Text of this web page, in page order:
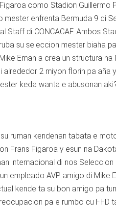
como Stadion Guillermo
mester enfrenta Bermuda 9 di
Staff di CONCACAF. Ambos
su seleccion mester biaha
Eman a crea un structura
alrededor 2 miyon florin pa
keda wanta e abusonan
ruman kendenan tabata e
Frans Figaroa y esun na
internacional di nos
empleado AVP amigo di Mike
kende ta su bon amigo pa
pa e rumbo cu